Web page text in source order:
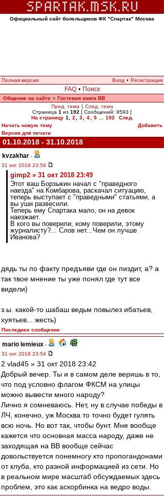
Официальный сайт болельщиков ФК "Спартак" Москва
Полная версия Вход • Регистрация
FAQ • Поиск
Общение на сайте » Гостевая книга ВВ
Пред. тема | След. тема
Страница 1 из 192 [ Сообщений: 9593 ]
На страницу 1 2 3 4 5 192
След.
Начать новую тему
Добавить
Версия для печати
01.10.2018 - 31.10.2018
kvzakhar -
31 окт 2018 23:56
gimp2 » 31 окт 2018 23:49
Этот ваш Борзыкин начал с "праведного
наезда" на Комбарова, раскачал ситуацию,
теперь выступает с "праведными" статьями, а
вы уши развесили.
Теперь ему Спартака мало, он на девок
наезжает.
В кого вы поверили, кому поверили, этому
журналисту?... Слов нет...Чем он лучше
Иванова?
дядь ты по факту предъяви где он пиздит, а? а
так твое мнение ты уже понял где тут все
видели)
з.ы. какой-то шабаш ведьм повылез ибатьев,
хуятьев... жесть)
Последнее сообщение
mario lemieux -
31 окт 2018 23:54
2 vlad45 » 31 окт 2018 23:42
Добрый вечер. Ты и в самом деле веришь в то,
что под условно флагом ФКСМ на улицы
можно вывести много народу?
Лично я сомневаюсь. Нет, ну в случае победы в
ЛЧ, конечно, уж Москва то точно будет гулять
всю ночь. Но вот так, чтобы бунт. Мне вообще
кажется что основная масса народу, даже не
заходящая на ВВ вообще сейчас
довольствуется понемногу кто пропогандонами
от клуба, кто разной информацией из сети. Но
в реальном мире масштаб обсуждаемых здесь
проблем, это как аскорбинка на ведро воды.